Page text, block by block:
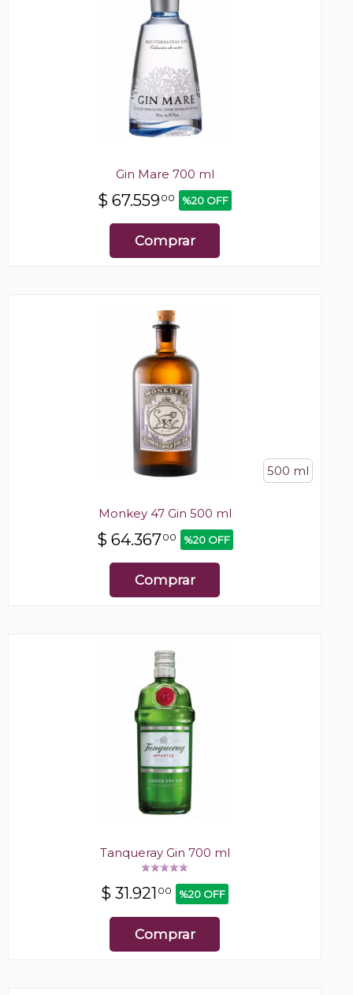
Gin Mare 700 ml
$ 67.55900 %20 OFF
Comprar
500 ml
Monkey 47 Gin 500 ml
$ 64.36700 %20 OFF
Comprar
Tanqueray Gin 700 ml
$ 31.921 00 %20 OFF
Comprar